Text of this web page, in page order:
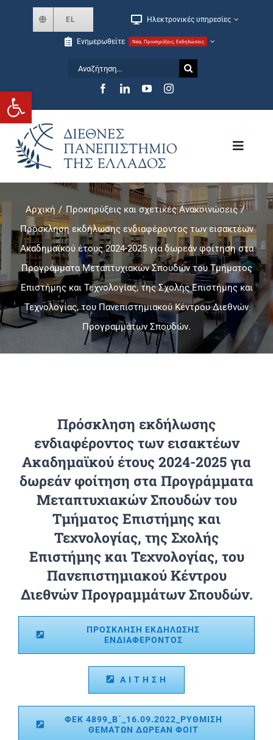
Ανοίξτε τη γραμμή εργαλείων
EL Ηλεκτρονικές υπηρεσίες
Ενημερωθείτε Νέα, Προκηρύξεις, Εκδηλώσεις
Αναζήτηση
Toggle
Σχολές και Τμήματα
Μεταπτυχιακά
Πανεπιστημιακές Μονάδες
Αρχική
Προκηρύξεις και σχετικές Ανακοινώσεις
Πρόσκληση εκδήλωσης ενδιαφέροντος των εισακτέων
Ακαδημαϊκού έτους 2024-2025 για δωρεάν φοίτηση στα
Προγράμματα Μεταπτυχιακών Σπουδών του Τμήματος
Επιστήμης και Τεχνολογίας, της Σχολής Επιστήμης και
Τεχνολογίας, του Πανεπιστημιακού Κέντρου Διεθνών
Προγραμμάτων Σπουδών.
Πρόσκληση εκδήλωσης
ενδιαφέροντος των εισακτέων
Ακαδημαϊκού έτους 2024-2025 για
δωρεάν φοίτηση στα Προγράμματα
Μεταπτυχιακών Σπουδών του
Τμήματος Επιστήμης και
Τεχνολογίας, της Σχολής
Επιστήμης και Τεχνολογίας, του
Πανεπιστημιακού Κέντρου
Διεθνών Προγραμμάτων Σπουδών.
ΠΡΟΣΚΛΗΣΗ ΕΚΔΗΛΩΣΗΣ
ΕΝΔΙΑΦΕΡΟΝΤΟΣ
Α Ι Τ Η Σ Η
ΦΕΚ 4899_Β΄_16.09.2022_ΡΥΘΜΙΣΗ
ΘΕΜΑΤΩΝ ΔΩΡΕΑΝ ΦΟΙΤ